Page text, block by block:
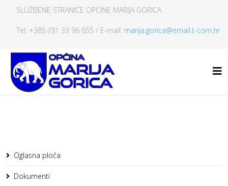
SLUŽBENE STRANICE OPĆINE MARIJA GORICA
Tel: +385 (0)1 33 96 655 / E-mail: marija.gorica@email.t-com.hr
Oglasna ploča
Dokumenti